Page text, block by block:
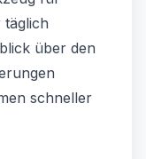
täglich
über den
schneller